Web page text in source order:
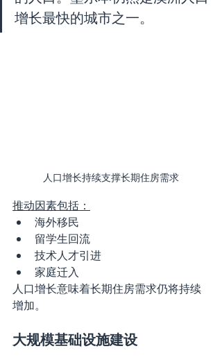
增长最快的城市之一。
人口增长持续支撑长期住房需求
推动因素包括：
海外移民
留学生回流
技术人才引进
家庭迁入
人口增长意味着长期住房需求仍将持续
增加。
大规模基础设施建设